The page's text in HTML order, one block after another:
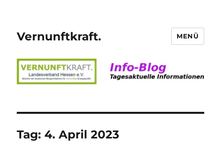
Vernunftkraft. MENÜ
Tag:4. April 2023